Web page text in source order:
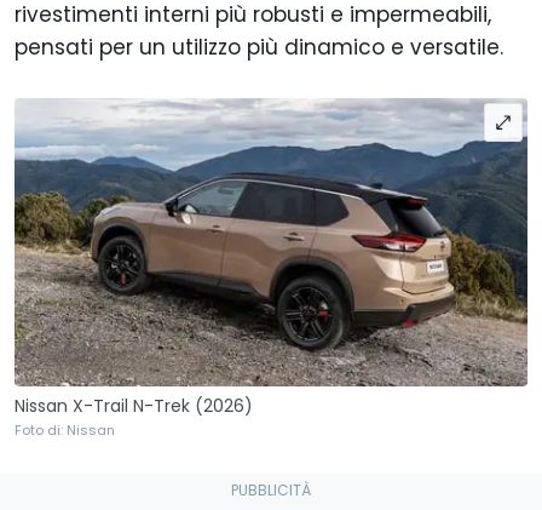
rivestimenti interni più robusti e impermeabili,
pensati per un utilizzo più dinamico e versatile.
Nissan X-Trail N-Trek (2026)
Foto di: Nissan